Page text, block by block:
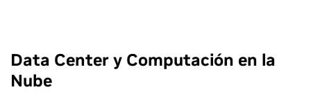
Data Center y Computación en la
Nube